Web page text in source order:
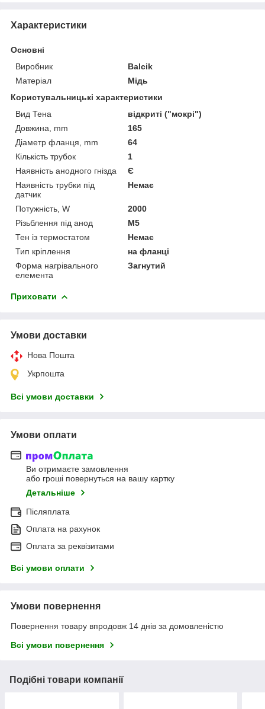
Характеристики
Основні
Виробник
Balcik
Матеріал
Мідь
Користувальницькі характеристики
Вид Тена
відкриті ("мокрі")
Довжина, mm
165
Діаметр фланця, mm
64
Кількість трубок
1
Наявність анодного гнізда
Є
Наявність трубки під
датчик
Немає
Потужність, W
2000
Різьблення під анод
M5
Тен із термостатом
Немає
Тип кріплення
на фланці
Форма нагрівального
елемента
Загнутий
Приховати
Умови доставки
Нова Пошта
Укрпошта
Всі умови доставки
Умови оплати
Ви отримаєте замовлення
або гроші повернуться на вашу картку
Детальніше
Післяплата
Оплата на рахунок
Оплата за реквізитами
Всі умови оплати
Умови повернення
Повернення товару впродовж 14 днів за домовленістю
Всі умови повернення
Подібні товари компанії